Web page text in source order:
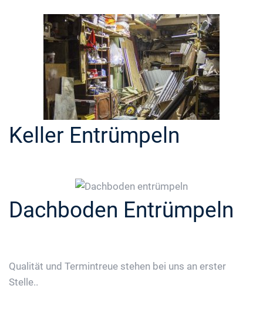
Keller Entrümpeln
Dachboden Entrümpeln
Qualität und Termintreue stehen bei uns an erster
Stelle..